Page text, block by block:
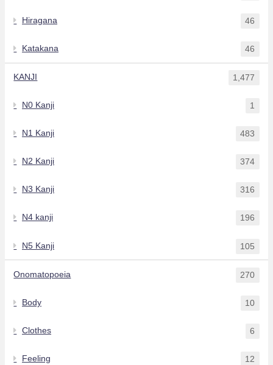
Hiragana 46
Katakana 46
KANJI 1,477
N0 Kanji 1
N1 Kanji 483
N2 Kanji 374
N3 Kanji 316
N4 kanji 196
N5 Kanji 105
Onomatopoeia 270
Body 10
Clothes 6
Feeling 12